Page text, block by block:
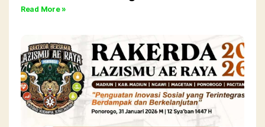
Read More »